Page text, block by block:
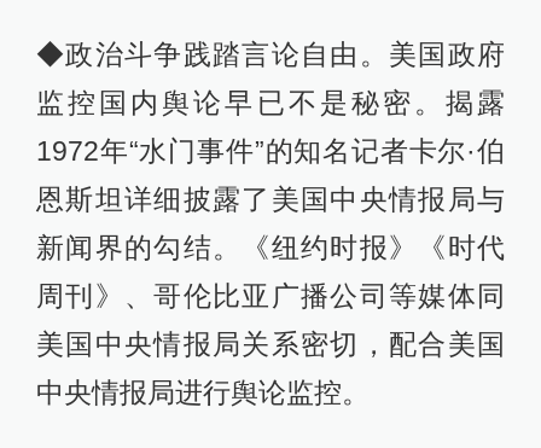
◆政治斗争践踏言论自由。美国政府
监控国内舆论早已不是秘密。揭露
1972年“水门事件”的知名记者卡尔·伯
恩斯坦详细披露了美国中央情报局与
新闻界的勾结。《纽约时报》《时代
周刊》、哥伦比亚广播公司等媒体同
美国中央情报局关系密切，配合美国
中央情报局进行舆论监控。